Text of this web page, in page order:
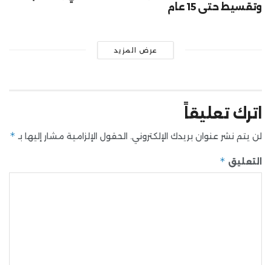
وتقسيط حتى 15 عام
عرض المزيد
اترك تعليقاً
لن يتم نشر عنوان بريدك الإلكتروني. الحقول الإلزامية مشار إليها بـ *
التعليق *